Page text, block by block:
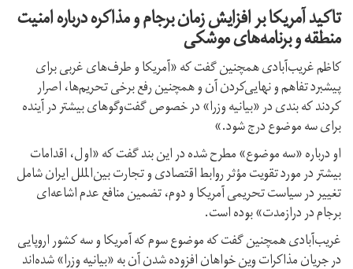
تاکید آمریکا بر افزایش زمان برجام و مذاکره درباره امنیت
منطقه و برنامه‌های موشکی
کاظم غریب‌آبادی همچنین گفت که «آمریکا و طرف‌های غربی برای
پیشبرد تفاهم و نهایی‌کردن آن و همچنین رفع برخی تحریم‌ها، اصرار
کردند که بندی در «بیانیه‌ وزرا» در خصوص گفت‌وگوهای بیشتر در آینده
برای سه موضوع درج شود.»
او درباره «سه موضوع» مطرح شده در این بند گفت که «اول، اقدامات
بیشتر در مورد تقویت مؤثر روابط اقتصادی و تجارت بین‌الملل ایران شامل
تغییر در سیاست تحریمی آمریکا و دوم، تضمین منافع عدم اشاعه‌ای
برجام در درازمدت» بوده است.
غریب‌آبادی همچنین گفت که موضوع سوم که آمریکا و سه کشور اروپایی
در جریان مذاکرات وین خواهان افزوده شدن آن به «بیانیه‌ وزرا» شده‌اند